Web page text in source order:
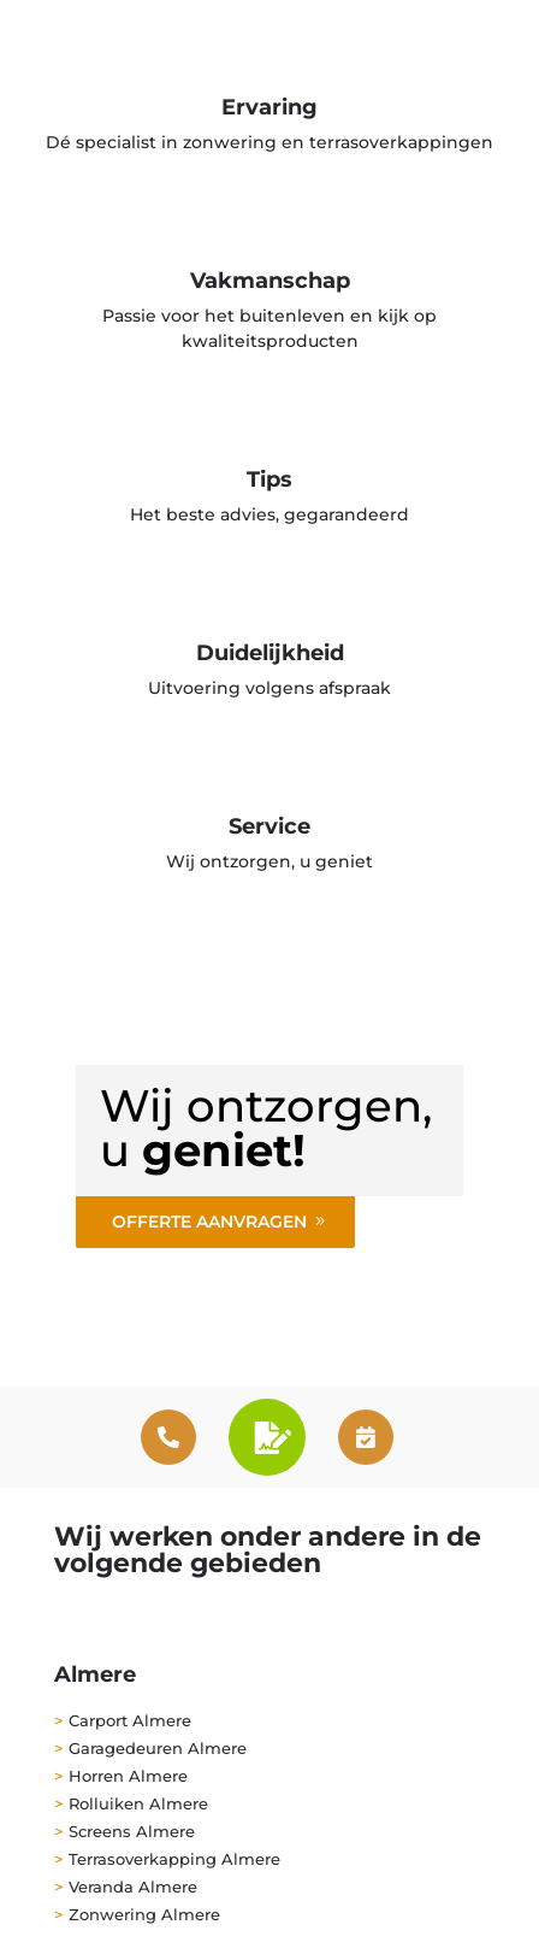
Ervaring
Dé specialist in zonwering en terrasoverkappingen
Vakmanschap
Passie voor het buitenleven en kijk op
kwaliteitsproducten
Tips
Het beste advies, gegarandeerd
Duidelijkheid
Uitvoering volgens afspraak
Service
Wij ontzorgen, u geniet
Wij ontzorgen,
u geniet!
OFFERTE AANVRAGEN
Wij werken onder andere in de
volgende gebieden
Almere
> Carport Almere
> Garagedeuren Almere
> Horren Almere
> Rolluiken Almere
> Screens Almere
> Terrasoverkapping Almere
> Veranda Almere
> Zonwering Almere